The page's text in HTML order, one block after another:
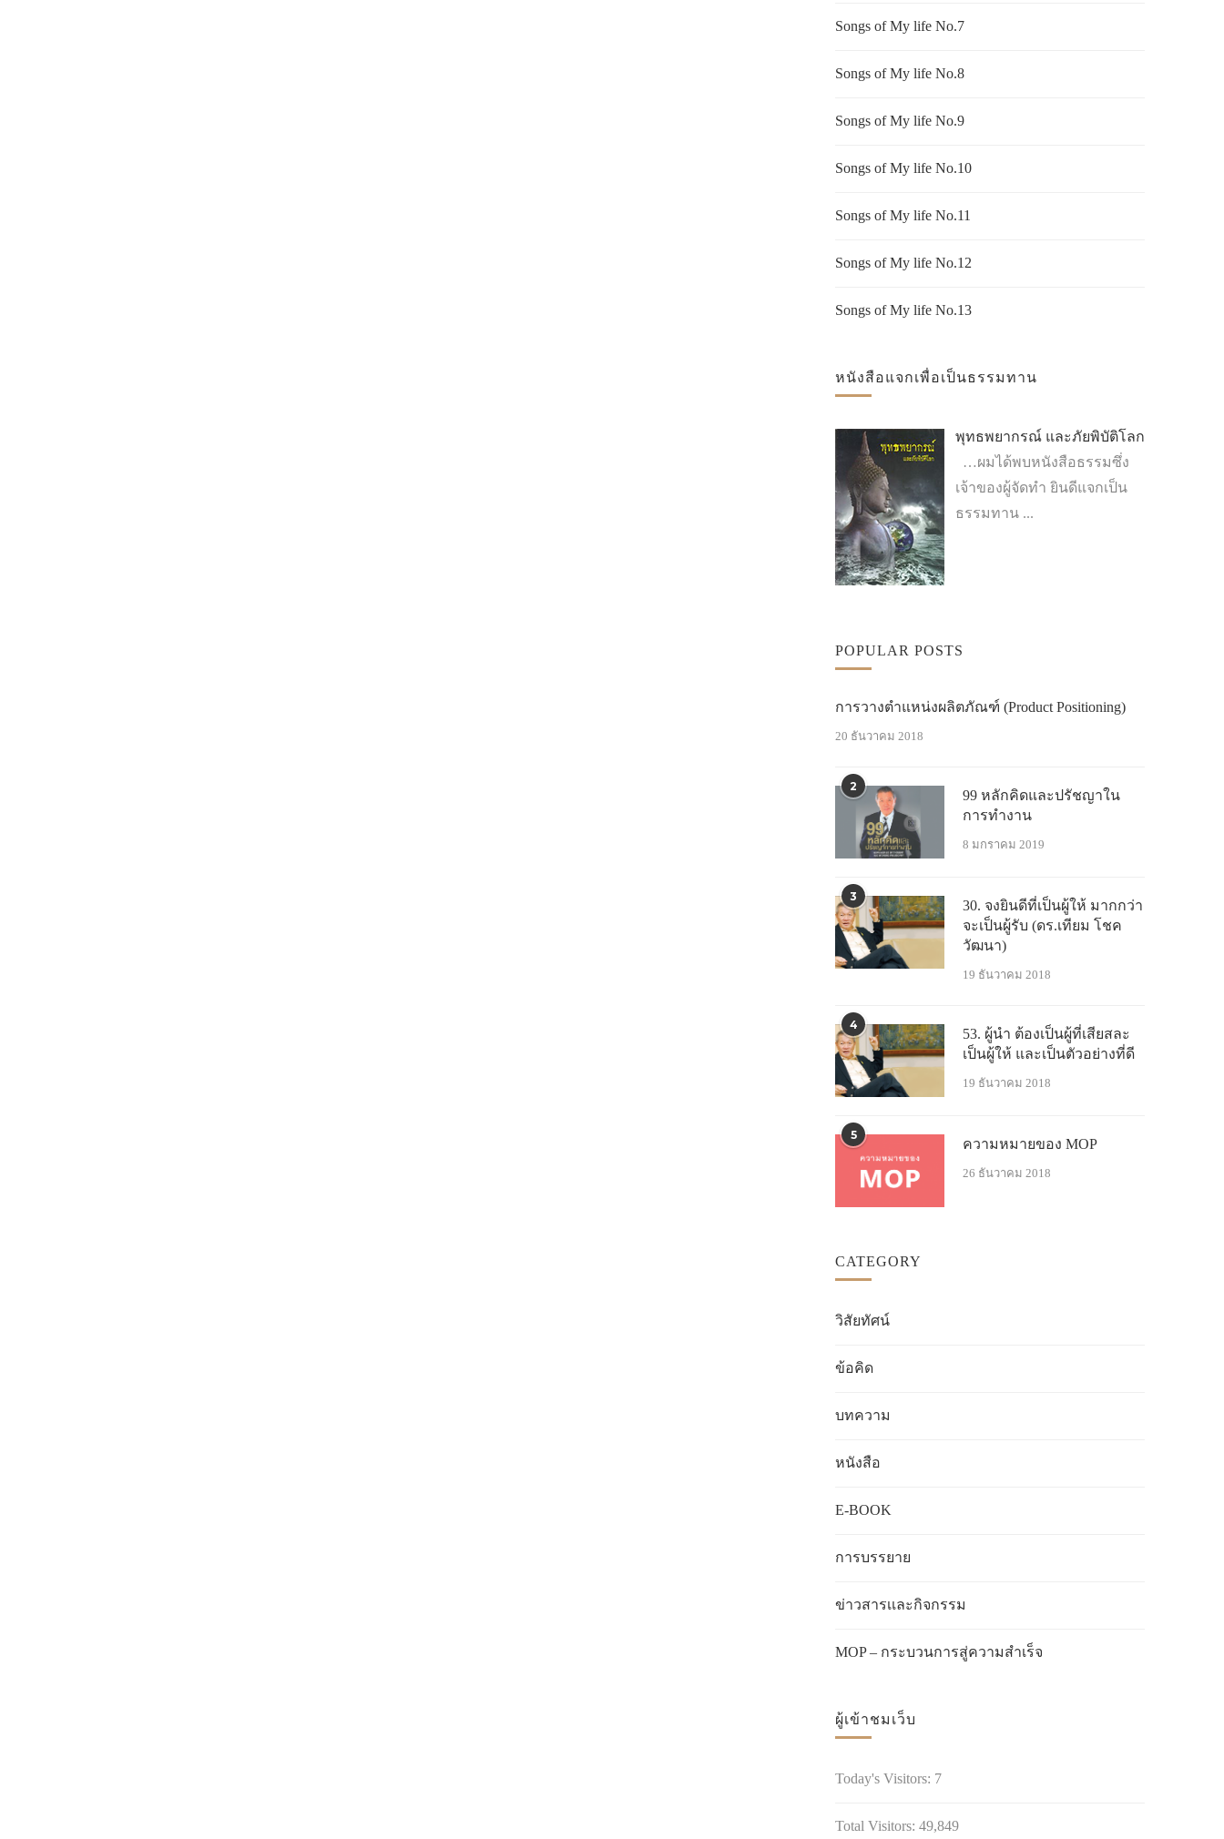
Songs of My life No.7
Songs of My life No.8
Songs of My life No.9
Songs of My life No.10
Songs of My life No.11
Songs of My life No.12
Songs of My life No.13
หนังสือแจกเพื่อเป็นธรรมทาน
พุทธพยากรณ์ และภัยพิบัติโลก
…ผมได้พบหนังสือธรรมซึ่ง
เจ้าของผู้จัดทำ ยินดีแจกเป็น
ธรรมทาน ...
POPULAR POSTS
การวางตำแหน่งผลิตภัณฑ์ (Product Positioning)
20 ธันวาคม 2018
2
99 หลักคิดและปรัชญาใน
การทำงาน
8 มกราคม 2019
3
30. จงยินดีที่เป็นผู้ให้ มากกว่า
จะเป็นผู้รับ (ดร.เทียม โชค
วัฒนา)
19 ธันวาคม 2018
4
53. ผู้นำ ต้องเป็นผู้ที่เสียสละ
เป็นผู้ให้ และเป็นตัวอย่างที่ดี
19 ธันวาคม 2018
5
ความหมายของ MOP
26 ธันวาคม 2018
CATEGORY
วิสัยทัศน์
ข้อคิด
บทความ
หนังสือ
E-BOOK
การบรรยาย
ข่าวสารเเละกิจกรรม
MOP – กระบวนการสู่ความสำเร็จ
ผู้เข้าชมเว็บ
Today's Visitors: 7
Total Visitors: 49,849